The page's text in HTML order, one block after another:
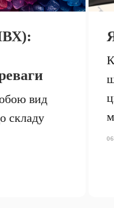
вид
складу